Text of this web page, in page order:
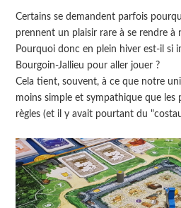
Certains se demandent parfois
prennent un plaisir rare à se rendre à
Pourquoi donc en plein hiver est-il si
Bourgoin-Jallieu pour aller jouer ?
Cela tient, souvent, à ce que notre
moins simple et sympathique que les
règles (et il y avait pourtant du